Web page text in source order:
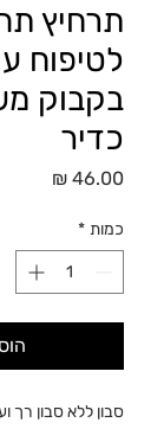
תרחיץ
לטיפוח
בקבוק
כדיר
כמות *
סבון ללא סבון רך